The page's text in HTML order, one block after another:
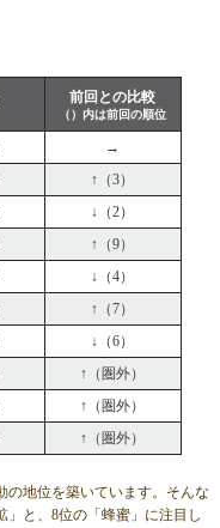
前回との比較
（）内は前回の順位
→
↑（3）
↓（2）
↑（9）
↓（4）
↑（7）
↓（6）
↑（圏外）
↑（圏外）
↑（圏外）
の地位を築いています。そんな
と、8位の「蜂蜜」に注目し